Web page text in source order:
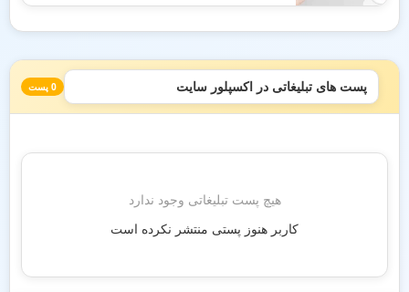
پست های تبلیغاتی در اکسپلور سایت 0 پست
هیچ پست تبلیغاتی وجود ندارد
کاربر هنوز پستی منتشر نکرده است